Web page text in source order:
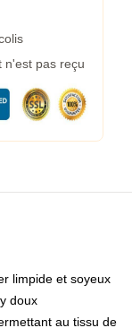
n'est pas reçu
limpide et soyeux
doux
au tissu de